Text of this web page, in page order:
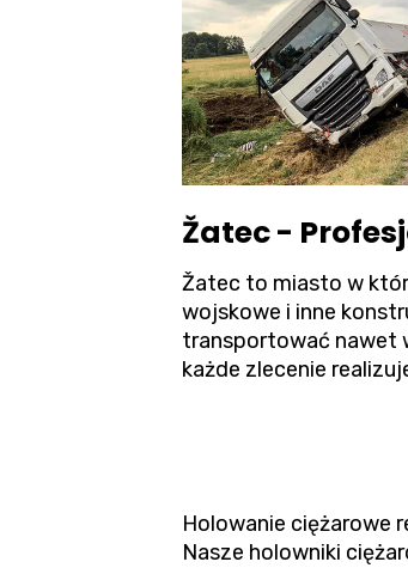
Žatec -
Žatec to miasto w
wojskowe i inne
transportować nawet
każde zlecenie
Holowanie ciężarowe
Nasze holowniki